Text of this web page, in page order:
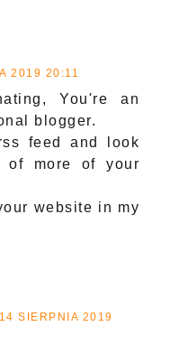
2019 20:11
You're an
blogger.
feed and look
of more of your
website in my
14 SIERPNIA 2019